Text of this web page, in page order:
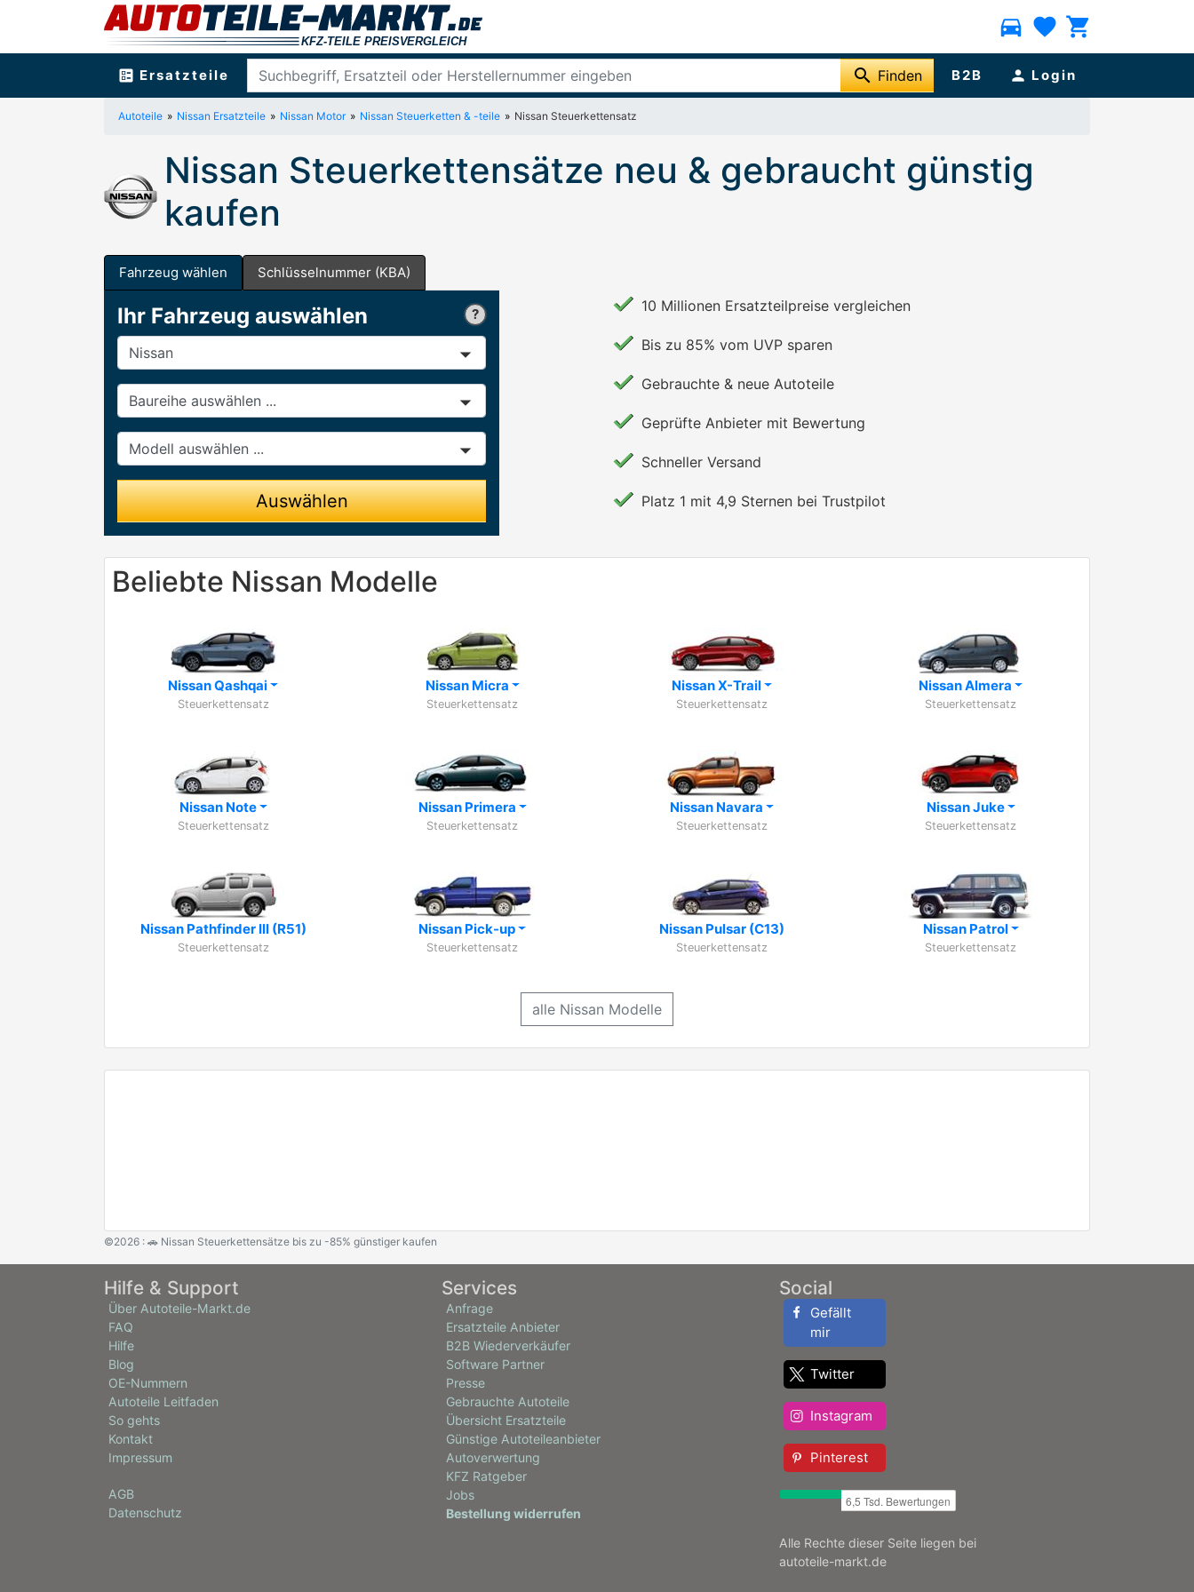
directions_car favorite shopping_cart
ballot Ersatzteile search Finden B2B person Login
Autoteile Nissan Ersatzteile Nissan Motor Nissan Steuerketten & -teile Nissan Steuerkettensatz
Nissan Steuerkettensätze neu & gebraucht günstig
kaufen
Fahrzeug wählen Schlüsselnummer (KBA)
Ihr Fahrzeug auswählen
Hersteller
Baureihe
Modell
Auswählen
10 Millionen Ersatzteilpreise vergleichen
Bis zu 85% vom UVP sparen
Gebrauchte & neue Autoteile
Geprüfte Anbieter mit Bewertung
Schneller Versand
Platz 1 mit 4,9 Sternen bei Trustpilot
Beliebte Nissan Modelle
Nissan Qashqai
Steuerkettensatz
Nissan Micra
Steuerkettensatz
Nissan X-Trail
Steuerkettensatz
Nissan Almera
Steuerkettensatz
Nissan Note
Steuerkettensatz
Nissan Primera
Steuerkettensatz
Nissan Navara
Steuerkettensatz
Nissan Juke
Steuerkettensatz
Nissan Pathfinder III (R51)
Steuerkettensatz
Nissan Pick-up
Steuerkettensatz
Nissan Pulsar (C13)
Steuerkettensatz
Nissan Patrol
Steuerkettensatz
alle Nissan Modelle
©2026 : 🚗 Nissan Steuerkettensätze bis zu -85% günstiger kaufen
Hilfe & Support
Über Autoteile-Markt.de
FAQ
Hilfe
Blog
OE-Nummern
Autoteile Leitfaden
So gehts
Kontakt
Impressum
AGB
Datenschutz
Services
Anfrage
Ersatzteile Anbieter
B2B Wiederverkäufer
Software Partner
Presse
Gebrauchte Autoteile
Übersicht Ersatzteile
Günstige Autoteileanbieter
Autoverwertung
KFZ Ratgeber
Jobs
Bestellung widerrufen
Social
Gefällt
mir
Twitter
Instagram
Pinterest
Alle Rechte dieser Seite liegen bei
autoteile-markt.de